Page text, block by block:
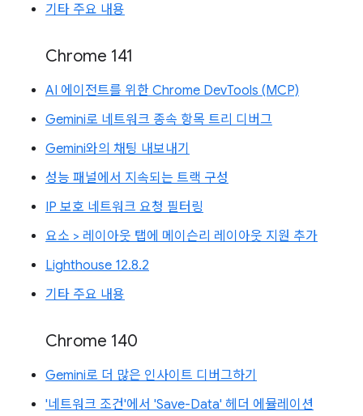
기타 주요 내용
Chrome 141
AI 에이전트를 위한 Chrome DevTools (MCP)
Gemini로 네트워크 종속 항목 트리 디버그
Gemini와의 채팅 내보내기
성능 패널에서 지속되는 트랙 구성
IP 보호 네트워크 요청 필터링
요소 > 레이아웃 탭에 메이슨리 레이아웃 지원 추가
Lighthouse 12.8.2
기타 주요 내용
Chrome 140
Gemini로 더 많은 인사이트 디버그하기
'네트워크 조건'에서 'Save-Data' 헤더 에뮬레이션